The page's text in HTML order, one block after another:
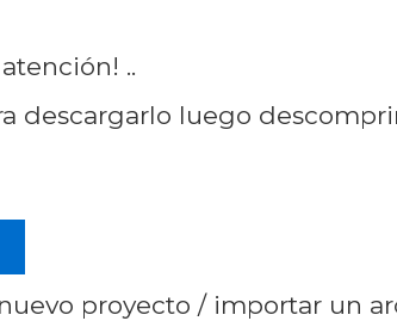
..
descargarlo luego
proyecto / importar un